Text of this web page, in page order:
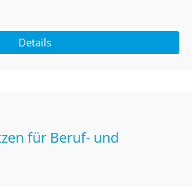
Details
für Beruf- und